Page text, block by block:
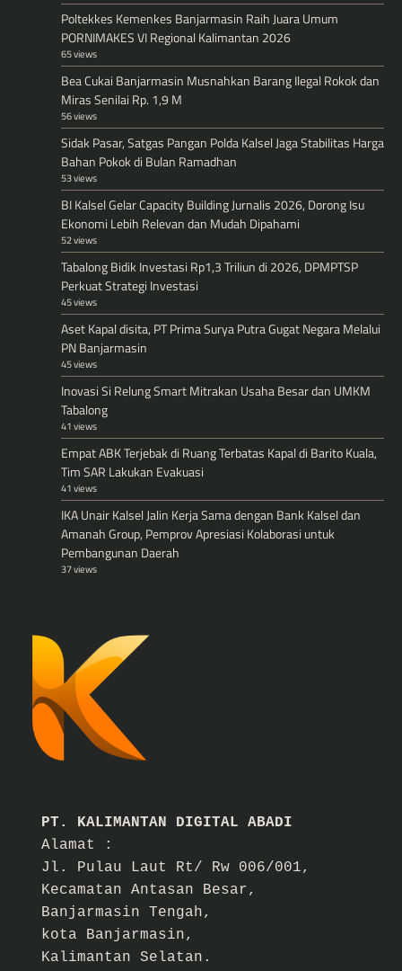
Poltekkes Kemenkes Banjarmasin Raih Juara Umum
PORNIMAKES VI Regional Kalimantan 2026
65 views
Bea Cukai Banjarmasin Musnahkan Barang Ilegal Rokok dan
Miras Senilai Rp. 1,9 M
56 views
Sidak Pasar, Satgas Pangan Polda Kalsel Jaga Stabilitas Harga
Bahan Pokok di Bulan Ramadhan
53 views
BI Kalsel Gelar Capacity Building Jurnalis 2026, Dorong Isu
Ekonomi Lebih Relevan dan Mudah Dipahami
52 views
Tabalong Bidik Investasi Rp1,3 Triliun di 2026, DPMPTSP
Perkuat Strategi Investasi
45 views
Aset Kapal disita, PT Prima Surya Putra Gugat Negara Melalui
PN Banjarmasin
45 views
Inovasi Si Relung Smart Mitrakan Usaha Besar dan UMKM
Tabalong
41 views
Empat ABK Terjebak di Ruang Terbatas Kapal di Barito Kuala,
Tim SAR Lakukan Evakuasi
41 views
IKA Unair Kalsel Jalin Kerja Sama dengan Bank Kalsel dan
Amanah Group, Pemprov Apresiasi Kolaborasi untuk
Pembangunan Daerah
37 views
PT. KALIMANTAN DIGITAL ABADI
Alamat :
Jl. Pulau Laut Rt/ Rw 006/001,
Kecamatan Antasan Besar,
Banjarmasin Tengah,
kota Banjarmasin,
Kalimantan Selatan.